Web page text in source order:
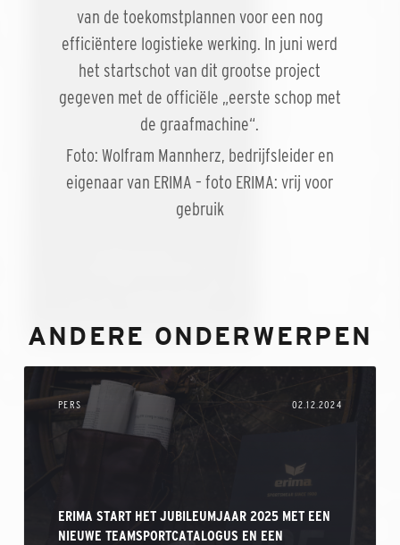
van de toekomstplannen voor een nog
efficiëntere logistieke werking. In juni werd
het startschot van dit grootse project
gegeven met de officiële „eerste schop met
de graafmachine“.
Foto: Wolfram Mannherz, bedrijfsleider en
eigenaar van ERIMA – foto ERIMA: vrij voor
gebruik
ANDERE ONDERWERPEN
PERS 02.12.2024
ERIMA START HET JUBILEUMJAAR 2025 MET EEN
NIEUWE TEAMSPORTCATALOGUS EN EEN